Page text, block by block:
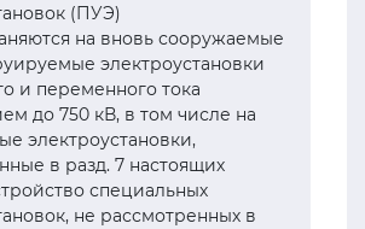
(ПУЭ)
на вновь сооружаемые
электроустановки
и переменного тока
до 750 кВ, в том числе на
электроустановки,
в разд. 7 настоящих
специальных
не рассмотренных в